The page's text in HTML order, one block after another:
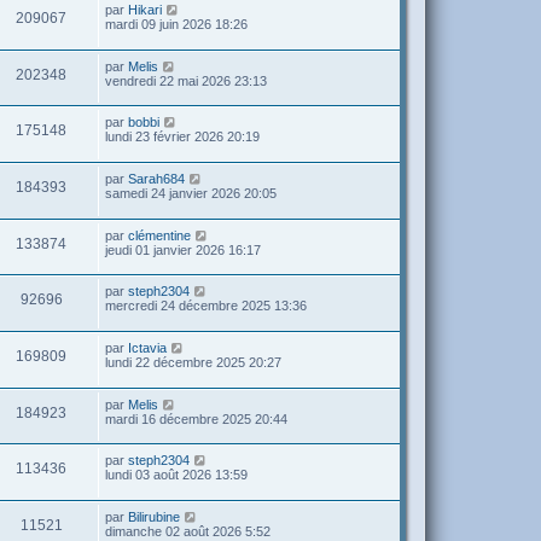
209067 par Hikari
mardi 09 juin 2026 18:26
202348 par Melis
vendredi 22 mai 2026 23:13
175148 par bobbi
lundi 23 février 2026 20:19
184393 par Sarah684
samedi 24 janvier 2026 20:05
133874 par clémentine
jeudi 01 janvier 2026 16:17
92696 par steph2304
mercredi 24 décembre 2025 13:36
169809 par Ictavia
lundi 22 décembre 2025 20:27
184923 par Melis
mardi 16 décembre 2025 20:44
113436 par steph2304
lundi 03 août 2026 13:59
11521 par Bilirubine
dimanche 02 août 2026 5:52